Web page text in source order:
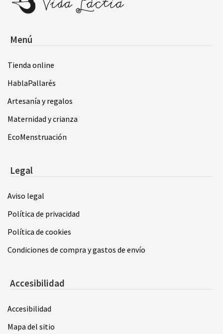
Menú
Tienda online
HablaPallarés
Artesanía y regalos
Maternidad y crianza
EcoMenstruación
Legal
Aviso legal
Política de privacidad
Política de cookies
Condiciones de compra y gastos de envío
Accesibilidad
Accesibilidad
Mapa del sitio